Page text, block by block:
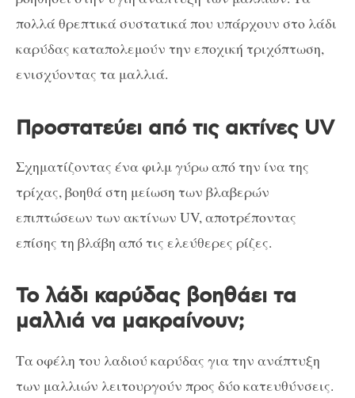
πολλά θρεπτικά συστατικά που υπάρχουν στο λάδι
καρύδας καταπολεμούν την εποχική τριχόπτωση,
ενισχύοντας τα μαλλιά.
Προστατεύει από τις ακτίνες UV
Σχηματίζοντας ένα φιλμ γύρω από την ίνα της
τρίχας, βοηθά στη μείωση των βλαβερών
επιπτώσεων των ακτίνων UV, αποτρέποντας
επίσης τη βλάβη από τις ελεύθερες ρίζες.
Το λάδι καρύδας βοηθάει τα
μαλλιά να μακραίνουν;
Τα οφέλη του λαδιού καρύδας για την ανάπτυξη
των μαλλιών λειτουργούν προς δύο κατευθύνσεις.